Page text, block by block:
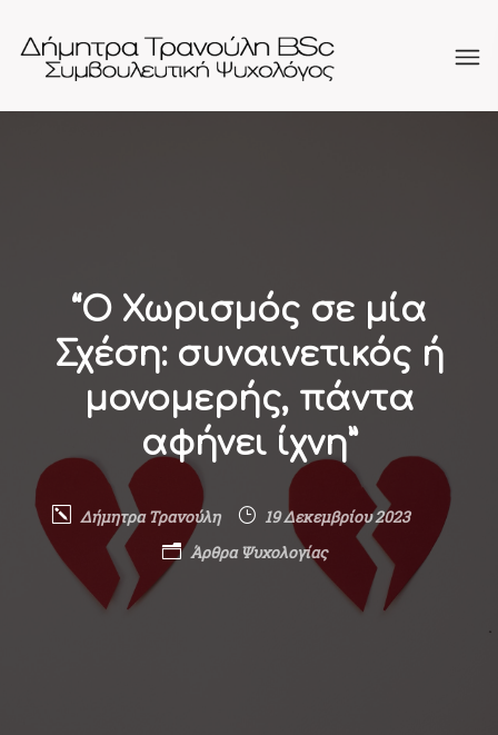
“Ο Χωρισμός σε μία
Σχέση: συναινετικός ή
μονομερής, πάντα
αφήνει ίχνη”
Δήμητρα Τρανούλη
19 Δεκεμβρίου 2023
Άρθρα Ψυχολογίας